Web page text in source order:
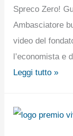
Spreco Zero!
Ambasciatore
video del
l’economista e
Leggi tutto »
Da